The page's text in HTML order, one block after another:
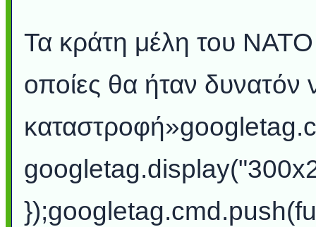
Τα κράτη μέλη του ΝΑΤΟ
οποίες θα ήταν